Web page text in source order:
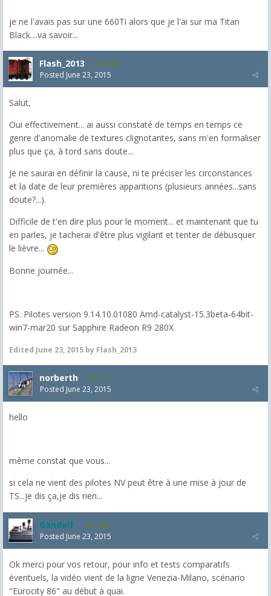
je ne l'avais pas sur une 660Ti alors que je l'ai sur ma Titan
Black....va savoir...
Flash_2013 2,074
Posted June 23, 2015
Salut,
Oui effectivement... ai aussi constaté de temps en temps ce
genre d'anomalie de textures clignotantes, sans m'en formaliser
plus que ça, à tord sans doute...
Je ne saurai en définir la cause, ni te préciser les circonstances
et la date de leur premières apparitions (plusieurs années...sans
doute?...).
Difficile de t'en dire plus pour le moment... et maintenant que tu
en parles, je tacherai d'être plus vigilant et tenter de débusquer
le lièvre...
Bonne journée...
PS. Pilotes version 9.14.10.01080 Amd-catalyst-15.3beta-64bit-
win7-mar20 sur Sapphire Radeon R9 280X
Edited June 23, 2015 by Flash_2013
norberth 354
Posted June 23, 2015
hello
même constat que vous...
si cela ne vient des pilotes NV peut être à une mise à jour de
TS...je dis ça,je dis rien...
Gandalf 2,464
Posted June 23, 2015
Ok merci pour vos retour, pour info et tests comparatifs
éventuels, la vidéo vient de la ligne Venezia-Milano, scénario
"Eurocity 86" au début à quai.